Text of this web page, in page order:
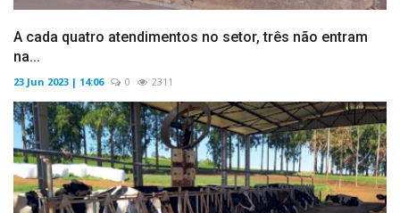
A cada quatro atendimentos no setor, três não entram
na...
23 Jun 2023 | 14:06 0 2311